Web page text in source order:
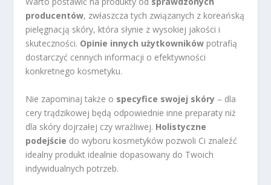
producentów, zwłaszcza tych związanych z koreańską
pielęgnacją skóry, która słynie z wysokiej jakości i
skuteczności. Opinie innych użytkowników potrafią
dostarczyć cennych informacji o efektywności
konkretnego kosmetyku.
Nie zapominaj także o specyfice swojej skóry – dla
cery trądzikowej będą odpowiednie inne preparaty niż
dla skóry dojrzałej czy wrażliwej. Holistyczne
podejście do wyboru kosmetyków pozwoli Ci znaleźć
idealny produkt idealnie dopasowany do Twoich
indywidualnych potrzeb.